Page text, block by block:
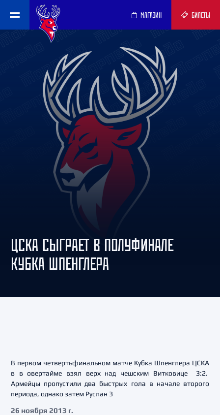
МАГАЗИН БИЛЕТЫ
ЦСКА СЫГРАЕТ В ПОЛУФИНАЛЕ
КУБКА ШПЕНГЛЕРА
В первом четвертьфинальном матче Кубка Шпенглера ЦСКА
в в овертайме взял верх над чешским Витковице 3:2.
Армейцы пропустили два быстрых гола в начале второго
периода, однако затем Руслан З
26 ноября 2013 г.